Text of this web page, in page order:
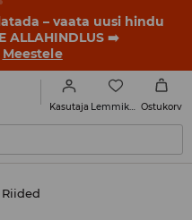
lood algavad juba enne
kooliaastat uue stiiliga!
Meestele
Kasutaja Ostukorv
Riided